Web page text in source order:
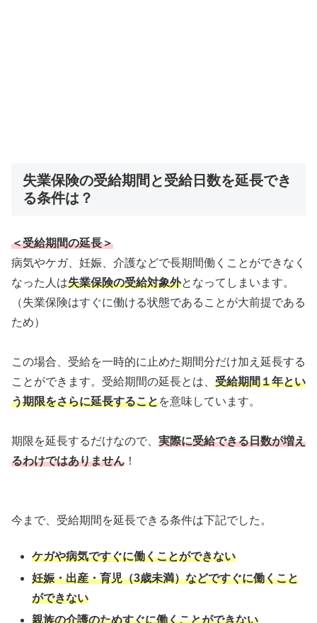
失業保険の受給期間と受給日数を延長でき
る条件は？
＜受給期間の延長＞
病気やケガ、妊娠、介護などで長期間働くことができなく
なった人は失業保険の受給対象外となってしまいます。
（失業保険はすぐに働ける状態であることが大前提である
ため）
この場合、受給を一時的に止めた期間分だけ加え延長する
ことができます。受給期間の延長とは、 受給期間１年とい
う期限をさらに延長することを意味しています。
期限を延長するだけなので、 実際に受給できる日数が増え
るわけではありません ！
今まで、受給期間を延長できる条件は下記でした。
ケガや病気ですぐに働くことができない
妊娠・出産・育児（3歳未満）などですぐに働くこと
ができない
親族の介護のためすぐに働くことができない